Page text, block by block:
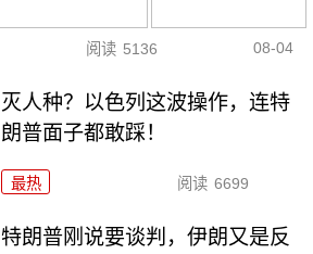
阅读 5136 08-04
灭人种？以色列这波操作，连特
朗普面子都敢踩！
最热 阅读 6699
特朗普刚说要谈判，伊朗又是反